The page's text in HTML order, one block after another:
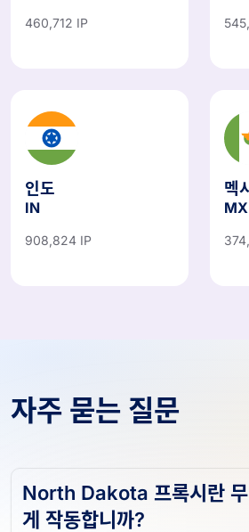
460,712 IP
인도
IN
908,824 IP
멕
MX
자주 묻는 질문
North Dakota 프록시란 무
게 작동합니까?